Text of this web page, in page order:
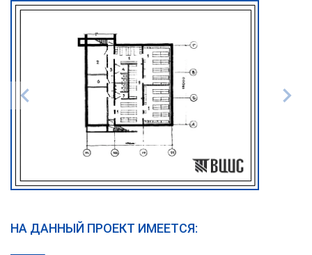
НА ДАННЫЙ ПРОЕКТ ИМЕЕТСЯ: